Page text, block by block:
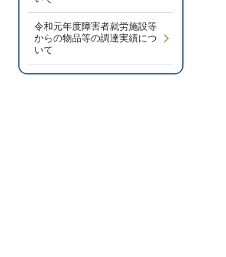
令和元年度障害者就労施設等
からの物品等の調達実績につ
いて